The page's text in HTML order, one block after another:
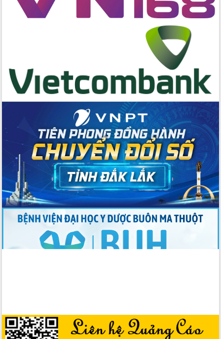
Ứng dụng sinh trắc học - Bước tiến
Đắk Lắk đẩy mạnh nuôi biển công
nghệ, hướng tới phát triển thủy sản
bền vững
Tập huấn nâng cao năng lực triển khai
chuyển đổi số cho cán bộ, công chức
Đắk Lắk phát động hưởng ứng Ngày
Quyền của người tiêu dùng Việt Nam
2026
Đẩy mạnh cải cách hành chính, quyết
tâm đạt được mục tiêu tăng trưởng
hai con số trong năm 2026
Tổ chức trang trọng Lễ hội Đền thờ
Lương Văn Chánh năm 2026
Phó Bí thư Tỉnh ủy Đắk Lắk Đỗ Hữu
Huy giữ chức Bí thư Đảng ủy Ủy Ban
Nhân dân tỉnh
Chương trình “Gặp gỡ hữu nghị –
Friendship Meeting New Year 2026”